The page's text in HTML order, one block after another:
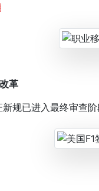
革
已进入最终审查阶